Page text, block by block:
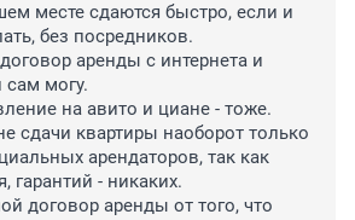
месте сдаются быстро, если и
без посредников.
аренды с интернета и
сам могу.
на авито и циане - тоже.
сдачи квартиры наоборот только
арендаторов, так как
гарантий - никаких.
договор аренды от того, что